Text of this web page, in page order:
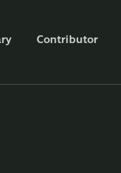
Contributor